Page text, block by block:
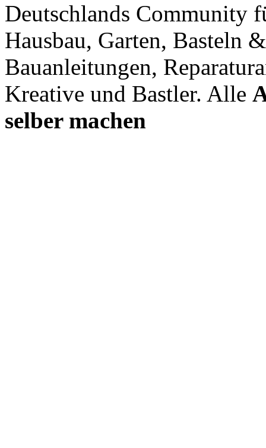
Deutschlands Community
Hausbau, Garten, Basteln
Bauanleitungen,
Kreative und Bastler. Alle
selber machen